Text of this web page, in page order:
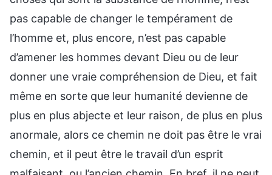
pas capable de changer le tempérament de
l’homme et, plus encore, n’est pas capable
d’amener les hommes devant Dieu ou de leur
donner une vraie compréhension de Dieu, et fait
même en sorte que leur humanité devienne de
plus en plus abjecte et leur raison, de plus en plus
anormale, alors ce chemin ne doit pas être le vrai
chemin, et il peut être le travail d’un esprit